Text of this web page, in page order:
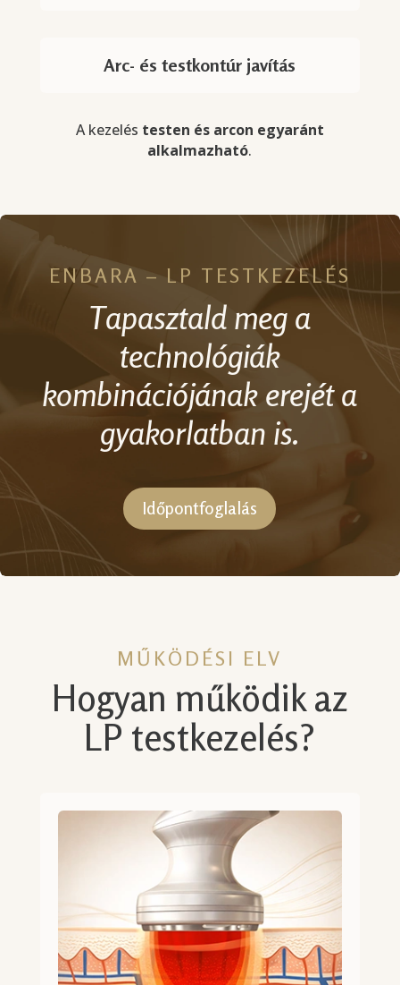
Arc- és testkontúr javítás
A kezelés testen és arcon egyaránt
alkalmazható.
ENBARA – LP TESTKEZELÉS
Tapasztald meg a
technológiák
kombinációjának erejét a
gyakorlatban is.
Időpontfoglalás
MŰKÖDÉSI ELV
Hogyan működik az
LP testkezelés?